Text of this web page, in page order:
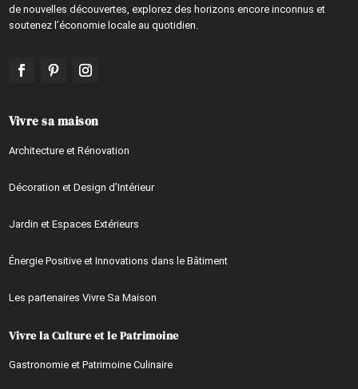
de nouvelles découvertes, explorez des horizons encore inconnus et
soutenez l’économie locale au quotidien.
Vivre sa maison
Architecture et Rénovation
Décoration et Design d’Intérieur
Jardin et Espaces Extérieurs
Énergie Positive et Innovations dans le Bâtiment
Les partenaires Vivre Sa Maison
Vivre la Culture et le Patrimoine
Gastronomie et Patrimoine Culinaire